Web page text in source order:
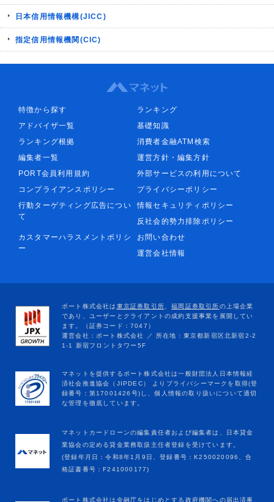
日本信用情報機構(JICC)
指定信用情報機関(CIC)
特徴から探す
ランキング
アドバイザ一覧
基礎知識
ランキング根拠
消費者金融ATM検索
編集者一覧
運営方針・編集方針
PORT会員利用規約
外部サービスの利用について
コンプライアンスポリシー
プライバシーポリシー
行動ターゲティング広告につい
て
情報セキュリティポリシー
反社会的勢力排除ポリシー
カスタマーハラスメントポリシ
ー
お問い合わせ
運営会社情報
マネットカードローンの編集責任者および編集者は、日本貸金
業協会の定める貸金業務取扱主任者登録を受けています。
(登録年月日：令和8年1月9日、登録番号：K250020096、合
格証書番号：F241000177)
ポート株式会社は金融庁をはじめとする政府機関への届出済事